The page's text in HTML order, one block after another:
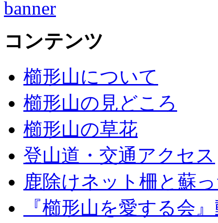
コンテンツ
櫛形山について
櫛形山の見どころ
櫛形山の草花
登山道・交通アクセス
鹿除けネット柵と蘇
『櫛形山を愛する会